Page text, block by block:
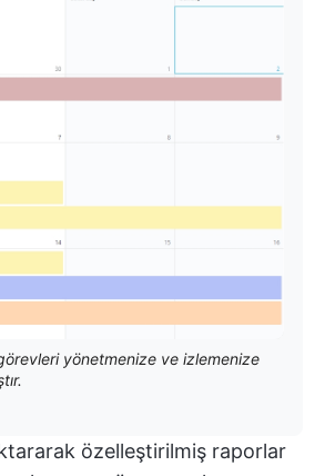
yönetmenize ve izlemenize
özelleştirilmiş raporlar